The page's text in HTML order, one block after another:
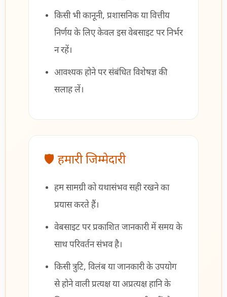
किसी भी कानूनी, प्रशासनिक या वित्तीय
निर्णय के लिए केवल इस वेबसाइट पर निर्भर
न रहें।
आवश्यक होने पर संबंधित विशेषज्ञ की
सलाह लें।
🛡 हमारी जिम्मेदारी
हम सामग्री को यथासंभव सही रखने का
प्रयास करते हैं।
वेबसाइट पर प्रकाशित जानकारी में समय के
साथ परिवर्तन संभव है।
किसी त्रुटि, विलंब या जानकारी के उपयोग
से होने वाली प्रत्यक्ष या अप्रत्यक्ष हानि के